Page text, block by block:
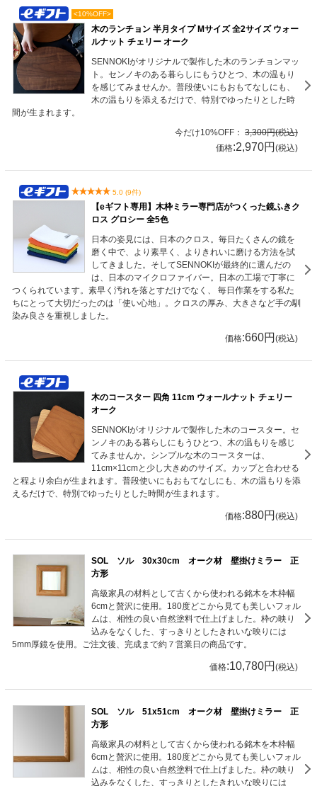
<10%OFF>
木のランチョン 半月タイプ Mサイズ 全2サイズ ウォー
ルナット チェリー オーク
SENNOKIがオリジナルで製作した木のランチョンマッ
ト。センノキのある暮らしにもうひとつ、木の温もり
を感じてみませんか。普段使いにもおもてなしにも、
木の温もりを添えるだけで、特別でゆったりとした時
間が生まれます。
今だけ10%OFF： 3,300円(税込)
価格:2,970円 (税込)
5.0 (9件)
【eギフト専用】木枠ミラー専門店がつくった鏡ふきク
ロス グロシー 全5色
日本の姿見には、日本のクロス。毎日たくさんの鏡を
磨く中で、より素早く、よりきれいに磨ける方法を試
してきました。そしてSENNOKIが最終的に選んだの
は、日本のマイクロファイバー。日本の工場で丁寧に
つくられています。素早く汚れを落とすだけでなく、 毎日作業をする私た
ちにとって大切だったのは「使い心地」。クロスの厚み、大きさなど手の馴
染み良さを重視しました。
価格:660円 (税込)
木のコースター 四角 11cm ウォールナット チェリー
オーク
SENNOKIがオリジナルで製作した木のコースター。セ
ンノキのある暮らしにもうひとつ、木の温もりを感じ
てみませんか。シンプルな木のコースターは、
11cm×11cmと少し大きめのサイズ。カップと合わせる
と程より余白が生まれます。普段使いにもおもてなしにも、木の温もりを添
えるだけで、特別でゆったりとした時間が生まれます。
価格:880円 (税込)
SOL ソル 30x30cm オーク材 壁掛けミラー 正
方形
高級家具の材料として古くから使われる銘木を木枠幅
6cmと贅沢に使用。180度どこから見ても美しいフォル
ムは、相性の良い自然塗料で仕上げました。枠の映り
込みをなくした、すっきりとしたきれいな映りには
5mm厚鏡を使用。ご注文後、完成まで約７営業日の商品です。
価格:10,780円 (税込)
SOL ソル 51x51cm オーク材 壁掛けミラー 正
方形
高級家具の材料として古くから使われる銘木を木枠幅
6cmと贅沢に使用。180度どこから見ても美しいフォル
ムは、相性の良い自然塗料で仕上げました。枠の映り
込みをなくした、すっきりとしたきれいな映りには